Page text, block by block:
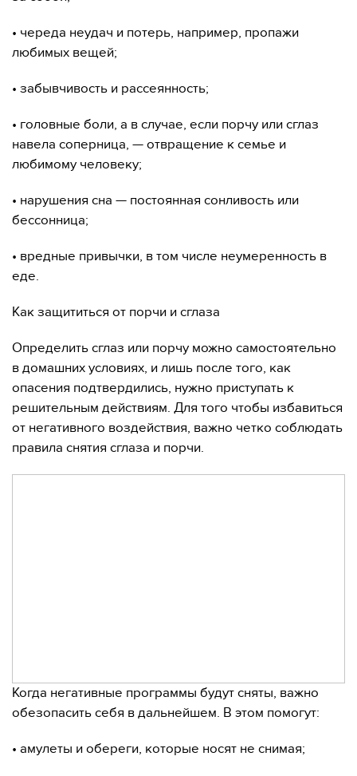
• череда неудач и потерь, например, пропажи
любимых вещей;
• забывчивость и рассеянность;
• головные боли, а в случае, если порчу или сглаз
навела соперница, — отвращение к семье и
любимому человеку;
• нарушения сна — постоянная сонливость или
бессонница;
• вредные привычки, в том числе неумеренность в
еде.
Как защититься от порчи и сглаза
Определить сглаз или порчу можно самостоятельно
в домашних условиях, и лишь после того, как
опасения подтвердились, нужно приступать к
решительным действиям. Для того чтобы избавиться
от негативного воздействия, важно четко соблюдать
правила снятия сглаза и порчи.
Когда негативные программы будут сняты, важно
обезопасить себя в дальнейшем. В этом помогут:
• амулеты и обереги, которые носят не снимая;